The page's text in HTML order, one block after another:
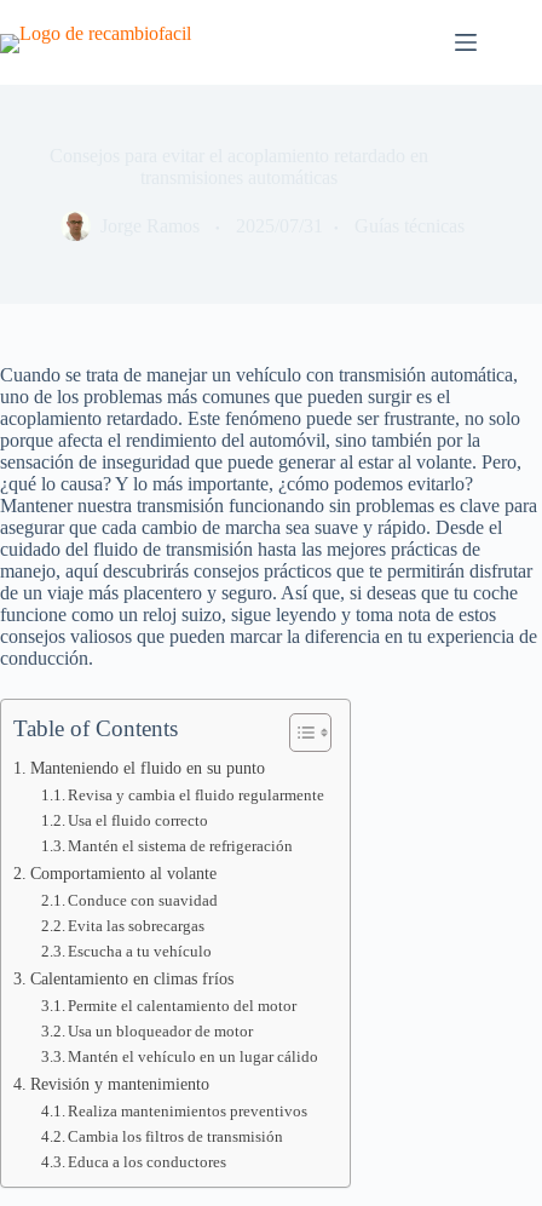
al
contenido
Cuando se trata de manejar un vehículo con transmisión automática,
uno de los problemas más comunes que pueden surgir es el
acoplamiento retardado. Este fenómeno puede ser frustrante, no solo
porque afecta el rendimiento del automóvil, sino también por la
sensación de inseguridad que puede generar al estar al volante. Pero,
¿qué lo causa? Y lo más importante, ¿cómo podemos evitarlo?
Mantener nuestra transmisión funcionando sin problemas es clave para
asegurar que cada cambio de marcha sea suave y rápido. Desde el
cuidado del fluido de transmisión hasta las mejores prácticas de
manejo, aquí descubrirás consejos prácticos que te permitirán disfrutar
de un viaje más placentero y seguro. Así que, si deseas que tu coche
funcione como un reloj suizo, sigue leyendo y toma nota de estos
consejos valiosos que pueden marcar la diferencia en tu experiencia de
conducción.
Table of Contents
Manteniendo el fluido en su punto
Revisa y cambia el fluido regularmente
Usa el fluido correcto
Mantén el sistema de refrigeración
Comportamiento al volante
Conduce con suavidad
Evita las sobrecargas
Escucha a tu vehículo
Calentamiento en climas fríos
Permite el calentamiento del motor
Usa un bloqueador de motor
Mantén el vehículo en un lugar cálido
Revisión y mantenimiento
Realiza mantenimientos preventivos
Cambia los filtros de transmisión
Educa a los conductores